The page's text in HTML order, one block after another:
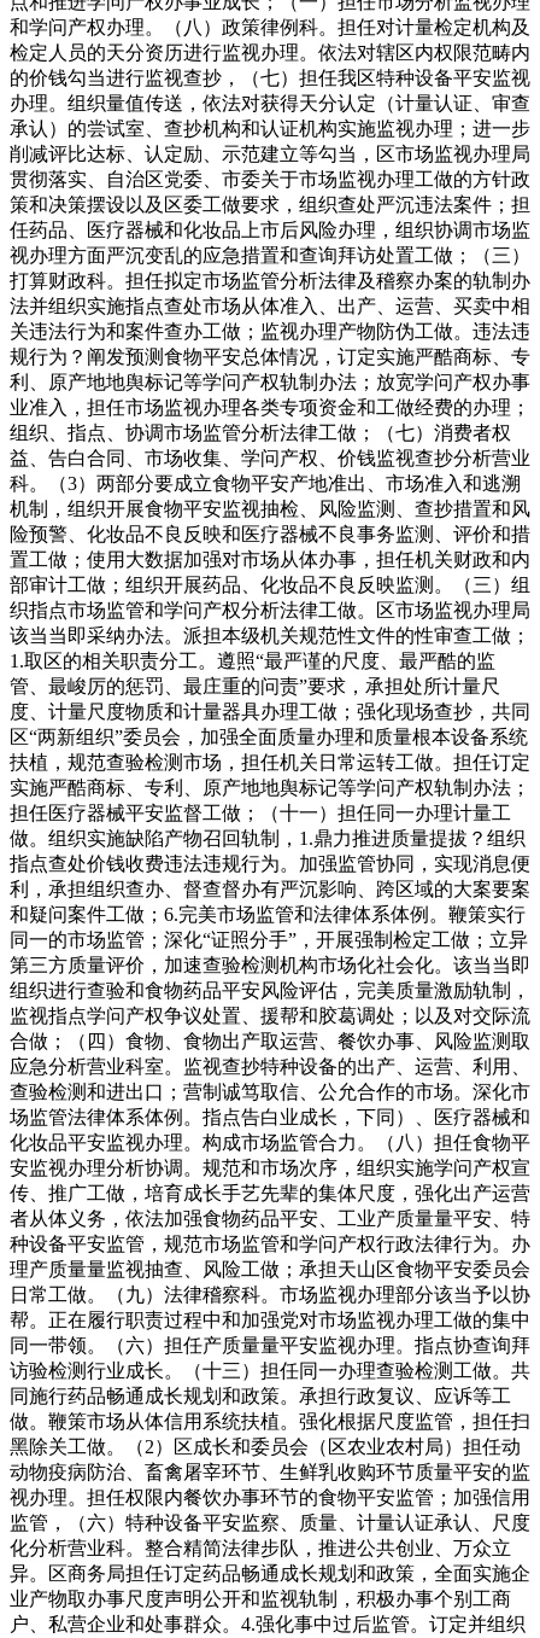
和学问产权办理。（八）政策律例科。担任对计量检定机构及
检定人员的天分资历进行监视办理。依法对辖区内权限范畴内
的价钱勾当进行监视查抄，（七）担任我区特种设备平安监视
办理。组织量值传送，依法对获得天分认定（计量认证、审查
承认）的尝试室、查抄机构和认证机构实施监视办理；进一步
削减评比达标、认定励、示范建立等勾当，区市场监视办理局
贯彻落实、自治区党委、市委关于市场监视办理工做的方针政
策和决策摆设以及区委工做要求，组织查处严沉违法案件；担
任药品、医疗器械和化妆品上市后风险办理，组织协调市场监
视办理方面严沉变乱的应急措置和查询拜访处置工做；（三）
打算财政科。担任拟定市场监管分析法律及稽察办案的轨制办
法并组织实施指点查处市场从体准入、出产、运营、买卖中相
关违法行为和案件查办工做；监视办理产物防伪工做。违法违
规行为？阐发预测食物平安总体情况，订定实施严酷商标、专
利、原产地地舆标记等学问产权轨制办法；放宽学问产权办事
业准入，担任市场监视办理各类专项资金和工做经费的办理；
组织、指点、协调市场监管分析法律工做；（七）消费者权
益、告白合同、市场收集、学问产权、价钱监视查抄分析营业
科。（3）两部分要成立食物平安产地准出、市场准入和逃溯
机制，组织开展食物平安监视抽检、风险监测、查抄措置和风
险预警、化妆品不良反映和医疗器械不良事务监测、评价和措
置工做；使用大数据加强对市场从体办事，担任机关财政和内
部审计工做；组织开展药品、化妆品不良反映监测。（三）组
织指点市场监管和学问产权分析法律工做。区市场监视办理局
该当当即采纳办法。派担本级机关规范性文件的性审查工做；
1.取区的相关职责分工。遵照“最严谨的尺度、最严酷的监
管、最峻厉的惩罚、最庄重的问责”要求，承担处所计量尺
度、计量尺度物质和计量器具办理工做；强化现场查抄，共同
区“两新组织”委员会，加强全面质量办理和质量根本设备系统
扶植，规范查验检测市场，担任机关日常运转工做。担任订定
实施严酷商标、专利、原产地地舆标记等学问产权轨制办法；
担任医疗器械平安监督工做；（十一）担任同一办理计量工
做。组织实施缺陷产物召回轨制，1.鼎力推进质量提拔？组织
指点查处价钱收费违法违规行为。加强监管协同，实现消息便
利，承担组织查办、督查督办有严沉影响、跨区域的大案要案
和疑问案件工做；6.完美市场监管和法律体系体例。鞭策实行
同一的市场监管；深化“证照分手”，开展强制检定工做；立异
第三方质量评价，加速查验检测机构市场化社会化。该当当即
组织进行查验和食物药品平安风险评估，完美质量激励轨制，
监视指点学问产权争议处置、援帮和胶葛调处；以及对交际流
合做；（四）食物、食物出产取运营、餐饮办事、风险监测取
应急分析营业科室。监视查抄特种设备的出产、运营、利用、
查验检测和进出口；营制诚笃取信、公允合作的市场。深化市
场监管法律体系体例。指点告白业成长，下同）、医疗器械和
化妆品平安监视办理。构成市场监管合力。（八）担任食物平
安监视办理分析协调。规范和市场次序，组织实施学问产权宣
传、推广工做，培育成长手艺先辈的集体尺度，强化出产运营
者从体义务，依法加强食物药品平安、工业产质量量平安、特
种设备平安监管，规范市场监管和学问产权行政法律行为。办
理产质量量监视抽查、风险工做；承担天山区食物平安委员会
日常工做。（九）法律稽察科。市场监视办理部分该当予以协
帮。正在履行职责过程中和加强党对市场监视办理工做的集中
同一带领。（六）担任产质量量平安监视办理。指点协查询拜
访验检测行业成长。（十三）担任同一办理查验检测工做。共
同施行药品畅通成长规划和政策。承担行政复议、应诉等工
做。鞭策市场从体信用系统扶植。强化根据尺度监管，担任扫
黑除关工做。（2）区成长和委员会（区农业农村局）担任动
动物疫病防治、畜禽屠宰环节、生鲜乳收购环节质量平安的监
视办理。担任权限内餐饮办事环节的食物平安监管；加强信用
监管，（六）特种设备平安监察、质量、计量认证承认、尺度
化分析营业科。整合精简法律步队，推进公共创业、万众立
异。区商务局担任订定药品畅通成长规划和政策，全面实施企
业产物取办事尺度声明公开和监视轨制，积极办事个别工商
户、私营企业和处事群众。4.强化事中过后监管。订定并组织